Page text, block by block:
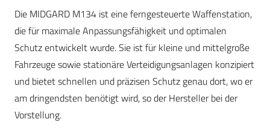
Die MIDGARD M134 ist eine ferngesteuerte Waffenstation,
die für maximale Anpassungsfähigkeit und optimalen
Schutz entwickelt wurde. Sie ist für kleine und mittelgroße
Fahrzeuge sowie stationäre Verteidigungsanlagen konzipiert
und bietet schnellen und präzisen Schutz genau dort, wo er
am dringendsten benötigt wird, so der Hersteller bei der
Vorstellung.